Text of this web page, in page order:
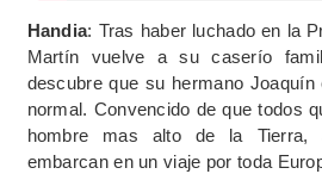
Handia: Tras haber luchado en la
Martín vuelve a su caserío
descubre que su hermano
normal. Convencido de que todos
hombre mas alto de la Tierra,
embarcan en un viaje por toda